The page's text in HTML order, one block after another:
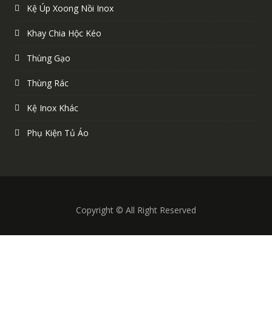
Kệ Úp Xoong Nồi Inox
Khay Chia Hộc Kéo
Thùng Gạo
Thùng Rác
Kệ Inox Khác
Phụ Kiện Tủ Áo
Copyright © All Right Reserved